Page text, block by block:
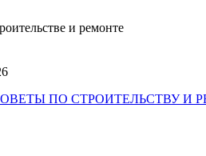
и ремонте
ПО СТРОИТЕЛЬСТВУ И